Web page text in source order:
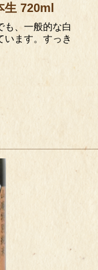
生 720ml
も、一般的な白
います。すっき